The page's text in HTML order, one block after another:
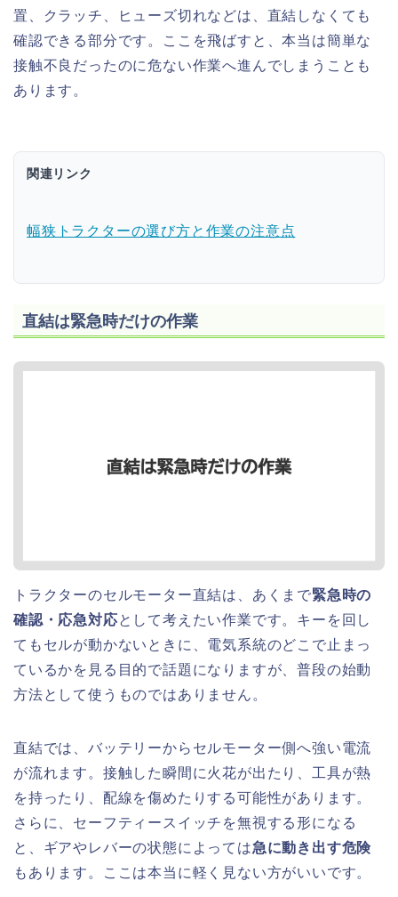
置、クラッチ、ヒューズ切れなどは、直結しなくても
確認できる部分です。ここを飛ばすと、本当は簡単な
接触不良だったのに危ない作業へ進んでしまうことも
あります。
関連リンク
幅狭トラクターの選び方と作業の注意点
直結は緊急時だけの作業
トラクターのセルモーター直結は、あくまで緊急時の
確認・応急対応として考えたい作業です。キーを回し
てもセルが動かないときに、電気系統のどこで止まっ
ているかを見る目的で話題になりますが、普段の始動
方法として使うものではありません。
直結では、バッテリーからセルモーター側へ強い電流
が流れます。接触した瞬間に火花が出たり、工具が熱
を持ったり、配線を傷めたりする可能性があります。
さらに、セーフティースイッチを無視する形になる
と、ギアやレバーの状態によっては急に動き出す危険
もあります。ここは本当に軽く見ない方がいいです。